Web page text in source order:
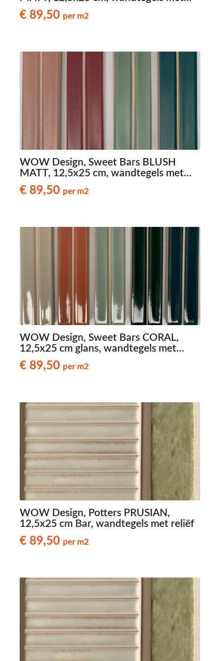
reliëf
€ 89,50 per m2
WOW Design, Sweet Bars BLUSH
MATT, 12,5x25 cm, wandtegels met
reliëf
€ 89,50 per m2
WOW Design, Sweet Bars CORAL,
12,5x25 cm glans, wandtegels met
reliëf
€ 89,50 per m2
WOW Design, Potters PRUSIAN,
12,5x25 cm Bar, wandtegels met reliëf
€ 89,50 per m2